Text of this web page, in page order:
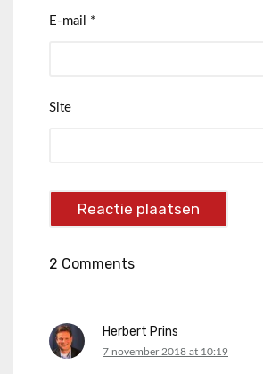
E-mail *
Site
2 Comments
Herbert Prins
says:
7 november 2018 at 10:19